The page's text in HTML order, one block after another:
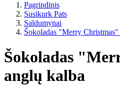
Pagrindinis
Susikurk Pats
Saldumynai
Šokoladas "Merry Christmas"
Šokoladas
anglų kalba